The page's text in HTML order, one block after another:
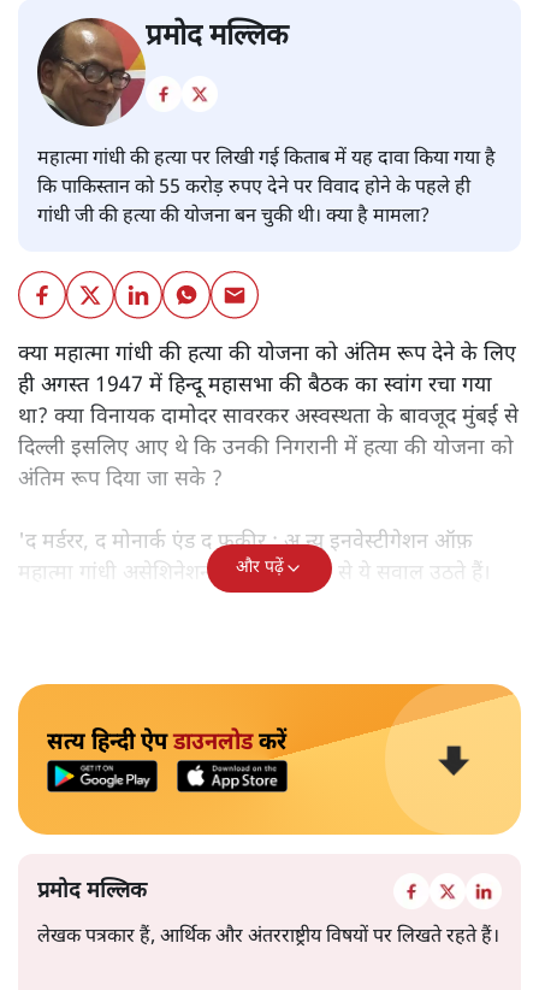
प्रमोद मल्लिक
महात्मा गांधी की हत्या पर लिखी गई किताब में यह दावा किया गया है
कि पाकिस्तान को 55 करोड़ रुपए देने पर विवाद होने के पहले ही
गांधी जी की हत्या की योजना बन चुकी थी। क्या है मामला?
क्या महात्मा गांधी की हत्या की योजना को अंतिम रूप देने के लिए
ही अगस्त 1947 में हिन्दू महासभा की बैठक का स्वांग रचा गया
था? क्या विनायक दामोदर सावरकर अस्वस्थता के बावजूद मुंबई से
दिल्ली इसलिए आए थे कि उनकी निगरानी में हत्या की योजना को
अंतिम रूप दिया जा सके ?
'द मर्डरर, द मोनार्क एंड द फ़कीर : अ न्यू इनवेस्टीगेशन ऑफ़
महात्मा गांधी असेशिनेशन' नामक किताब से ये सवाल उठते हैं।
और पढ़ें
सत्य हिन्दी ऐपडाउनलोडकरें
प्रमोद मल्लिक
लेखक पत्रकार हैं, आर्थिक और अंतरराष्ट्रीय विषयों पर लिखते रहते हैं।